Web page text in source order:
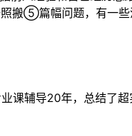
搬⑤篇幅问题，有一
课辅导20年，总结了